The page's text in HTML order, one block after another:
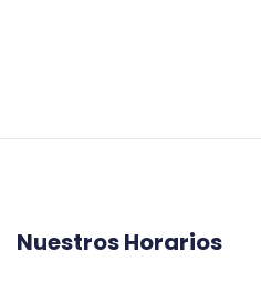
Nuestros Horarios